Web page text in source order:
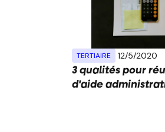
TERTIAIRE 12/5/2020
3 qualités pour
d'aide